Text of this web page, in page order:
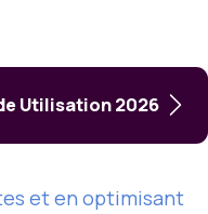
Utilisation 2026
et en optimisant